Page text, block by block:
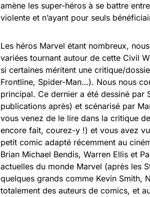
amène les super-héros à se battre
violente et n’ayant pour seuls
Les héros Marvel étant nombreux,
variées tournant autour de cette Civil
si certaines méritent une critique/
Frontline, Spider-Man…). Nous nous
principal. Ce dernier a été dessiné par
publications après) et scénarisé par
vous venez de le lire dans la critique de
encore fait, courez-y !) et vous avez
petit comic adapté récemment au
Brian Michael Bendis, Warren Ellis et
actuelles du monde Marvel (après les
quelques grands comme Kevin Smith,
totalement des auteurs de comics, et